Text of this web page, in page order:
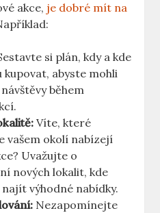
akce, je dobré mít na
si plán, kdy a kde
kupovat, abyste mohli
během
Víte, které
vašem okolí nabízejí
Uvažujte o
nových lokalit, kde
výhodné nabídky.
Nezapomínejte